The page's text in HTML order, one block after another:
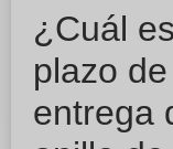
¿Cuál
plazo de
entrega